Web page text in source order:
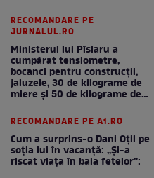
RECOMANDARE PE
JURNALUL.RO
Ministerul lui Pîslaru a
cumpărat tensiometre,
bocanci pentru construcții,
jaluzele, 30 de kilograme de
miere și 50 de kilograme de
RECOMANDARE PE A1.RO
Cum a surprins-o Dani Oțil pe
soția lui în vacanță: „Și-a
riscat viața în baia fetelor”: